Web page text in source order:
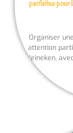
parfaites pour
Organiser
attention
Heineken,